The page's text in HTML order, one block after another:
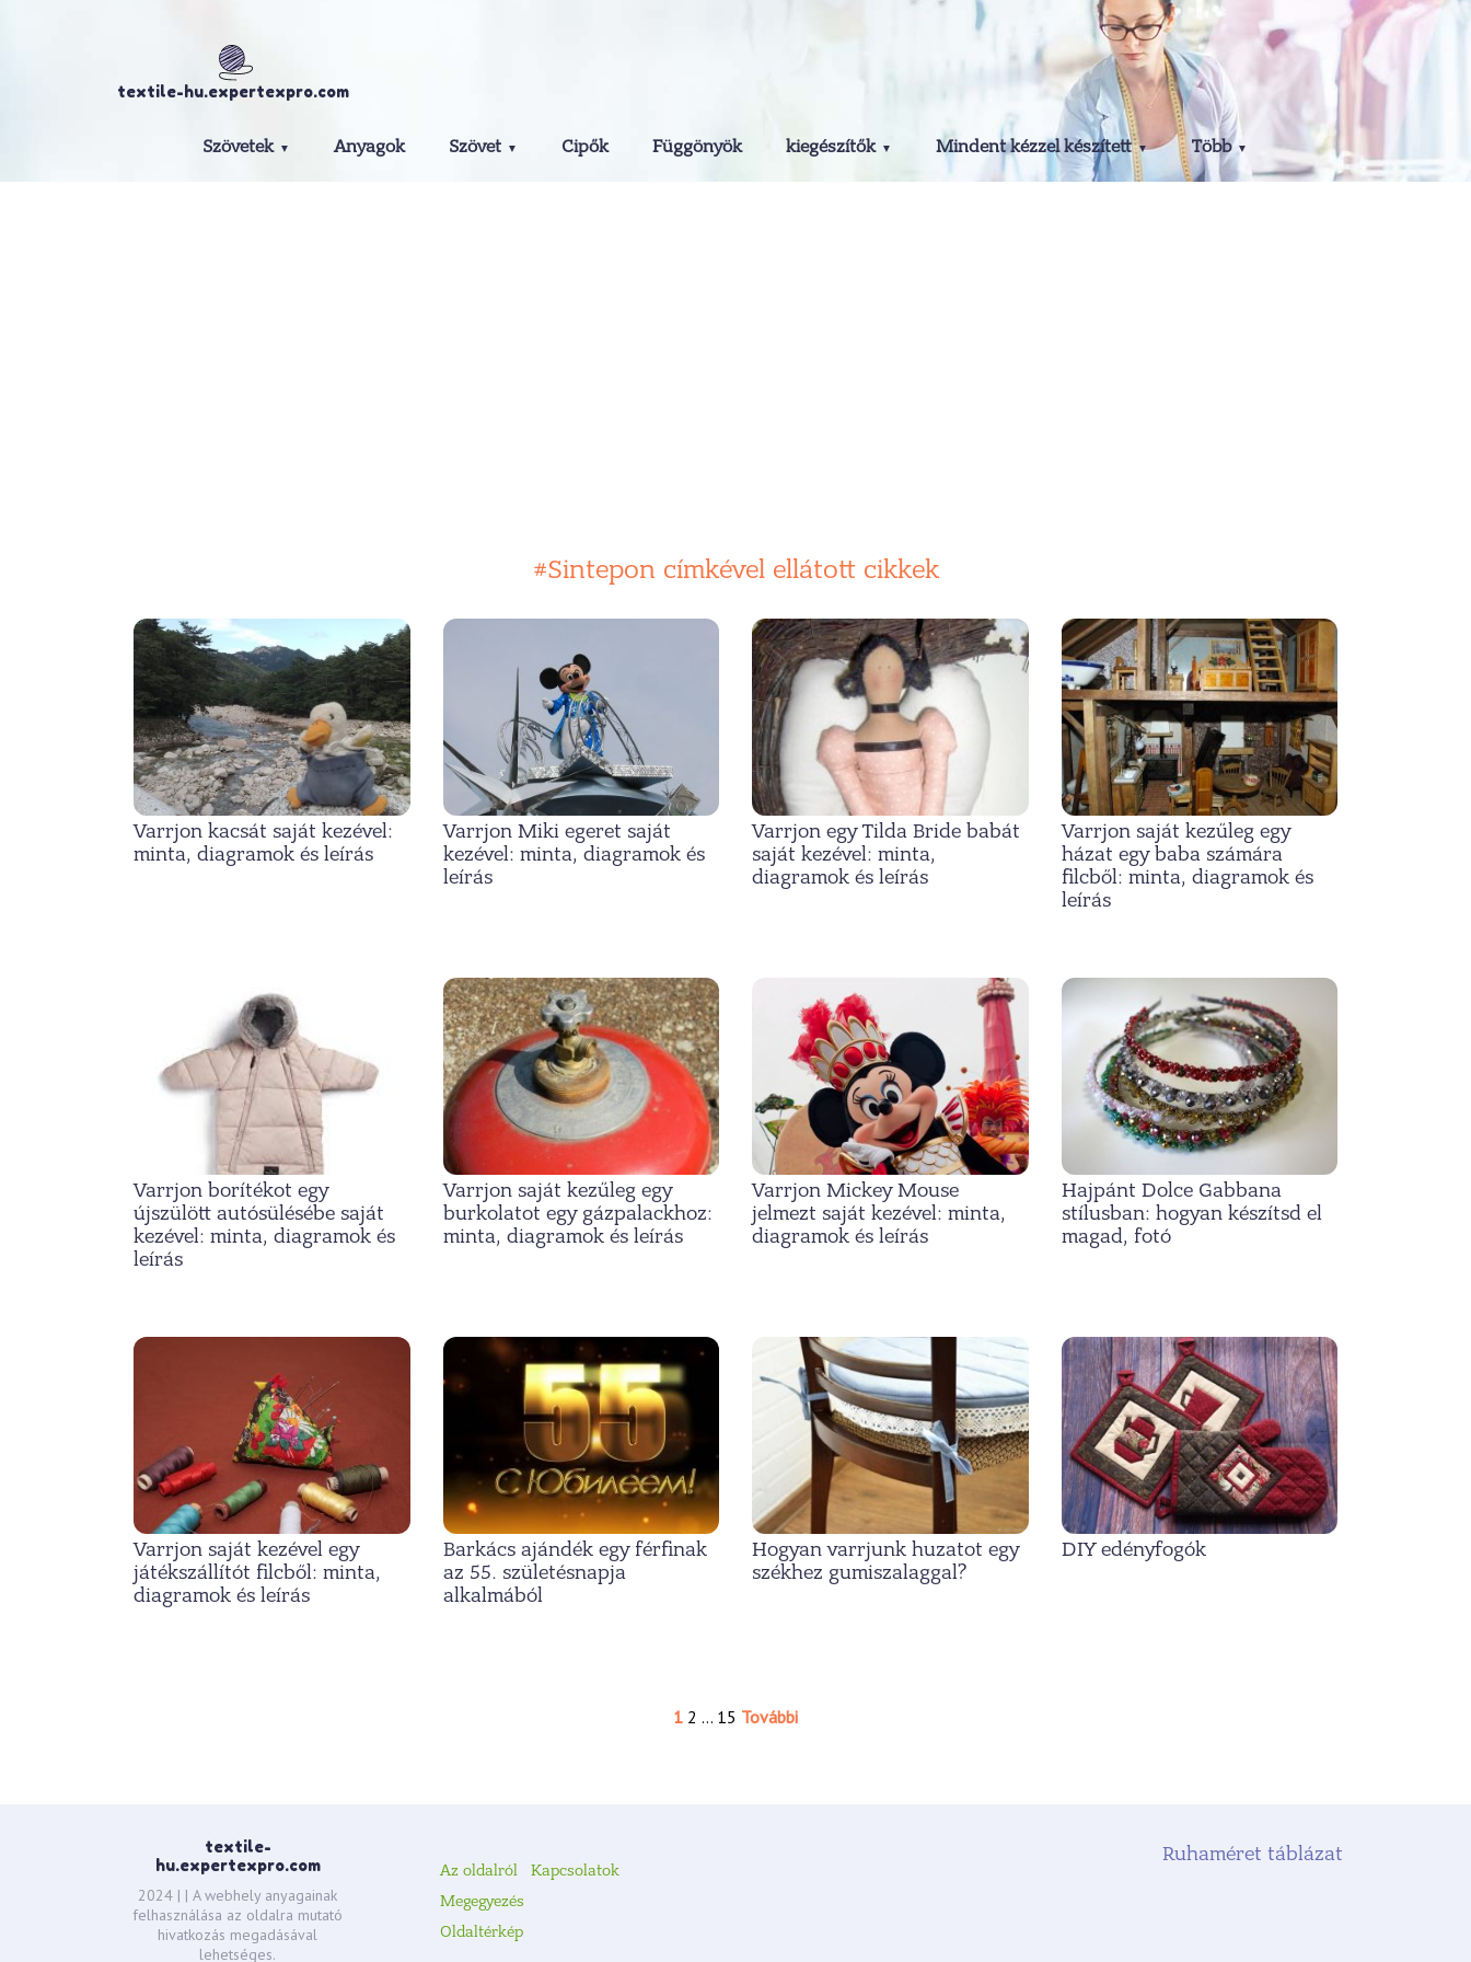
textile-hu.expertexpro.com
Szövetek Anyagok Szövet Cipők Függönyök kiegészítők Mindent kézzel készített Több
#Sintepon címkével ellátott cikkek
Varrjon kacsát saját kezével:
minta, diagramok és leírás
Varrjon Miki egeret saját
kezével: minta, diagramok és
leírás
Varrjon egy Tilda Bride babát
saját kezével: minta,
diagramok és leírás
Varrjon saját kezűleg egy
házat egy baba számára
filcből: minta, diagramok és
leírás
Varrjon borítékot egy
újszülött autósülésébe saját
kezével: minta, diagramok és
leírás
Varrjon saját kezűleg egy
burkolatot egy gázpalackhoz:
minta, diagramok és leírás
Varrjon Mickey Mouse
jelmezt saját kezével: minta,
diagramok és leírás
Hajpánt Dolce Gabbana
stílusban: hogyan készítsd el
magad, fotó
Varrjon saját kezével egy
játékszállítót filcből: minta,
diagramok és leírás
Barkács ajándék egy férfinak
az 55. születésnapja
alkalmából
Hogyan varrjunk huzatot egy
székhez gumiszalaggal?
DIY edényfogók
1 2 … 15 További
textile-
hu.expertexpro.com
2024 | | A webhely anyagainak
felhasználása az oldalra mutató
hivatkozás megadásával
lehetséges.
Az oldalról
Kapcsolatok
Megegyezés
Oldaltérkép
Ruhaméret táblázat